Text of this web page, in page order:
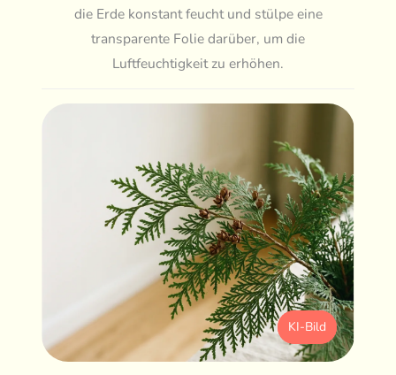
die Erde konstant feucht und stülpe eine
transparente Folie darüber, um die
Luftfeuchtigkeit zu erhöhen.
KI-Bild